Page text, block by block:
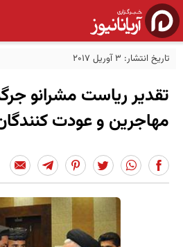
تاریخ انتشار: 3 آوریل 2017
تقدیر ریاست مشرانو
مهاجرین و عودت